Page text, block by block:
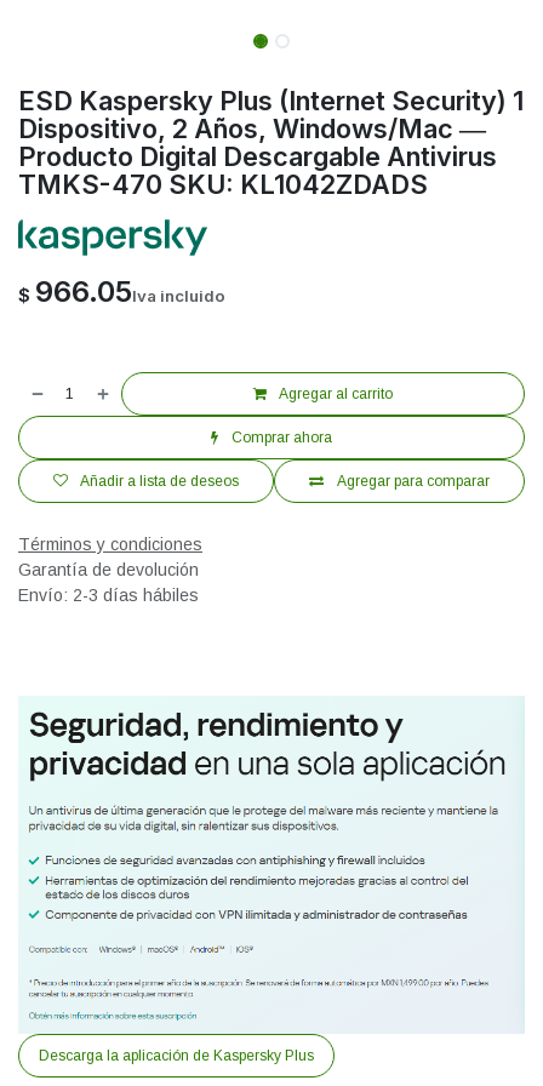
ESD Kaspersky Plus (Internet Security) 1
Dispositivo, 2 Años, Windows/Mac ―
Producto Digital Descargable Antivirus
TMKS-470 SKU: KL1042ZDADS
$ 966.05Iva incluido
Agregar al carrito
Comprar ahora
Agregar para comparar
Añadir a lista de deseos
Términos y condiciones
Garantía de devolución
Envío: 2-3 días hábiles
Descarga la aplicación de Kaspersky Plus